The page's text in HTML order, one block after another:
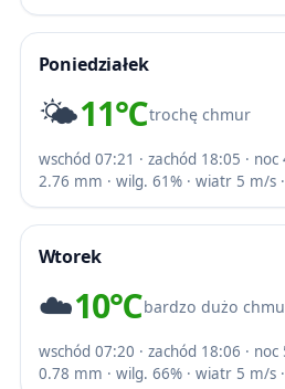
Poniedziałek
🌤️11℃trochę chmur
wschód 07:21 · zachód 18:05 ·
2.76 mm · wilg. 61% · wiatr 5 m/s
Wtorek
☁️10℃bardzo dużo
wschód 07:20 · zachód 18:06 ·
0.78 mm · wilg. 66% · wiatr 5 m/s